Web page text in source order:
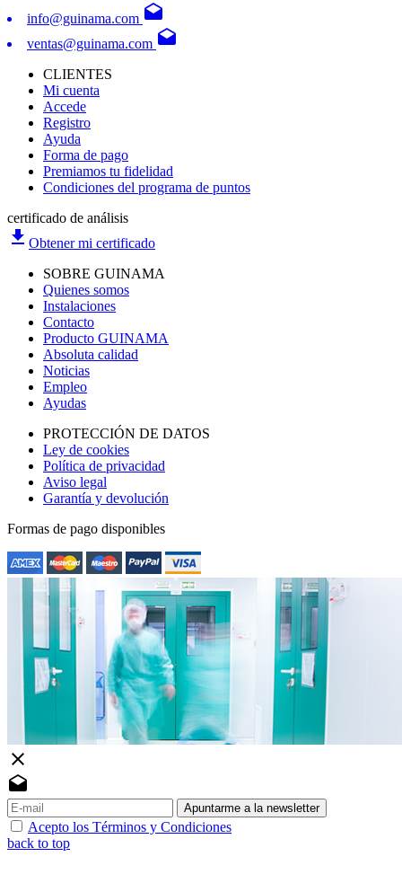
info@guinama.com drafts
ventas@guinama.com drafts
CLIENTES
Mi cuenta
Accede
Registro
Ayuda
Forma de pago
Premiamos tu fidelidad
Condiciones del programa de puntos
certificado de análisis
file_download Obtener mi certificado
SOBRE GUINAMA
Quienes somos
Instalaciones
Contacto
Producto GUINAMA
Absoluta calidad
Noticias
Empleo
Ayudas
PROTECCIÓN DE DATOS
Ley de cookies
Política de privacidad
Aviso legal
Garantía y devolución
Formas de pago disponibles
close
drafts
Apuntarme a la newsletter
Acepto los Términos y Condiciones
back to top